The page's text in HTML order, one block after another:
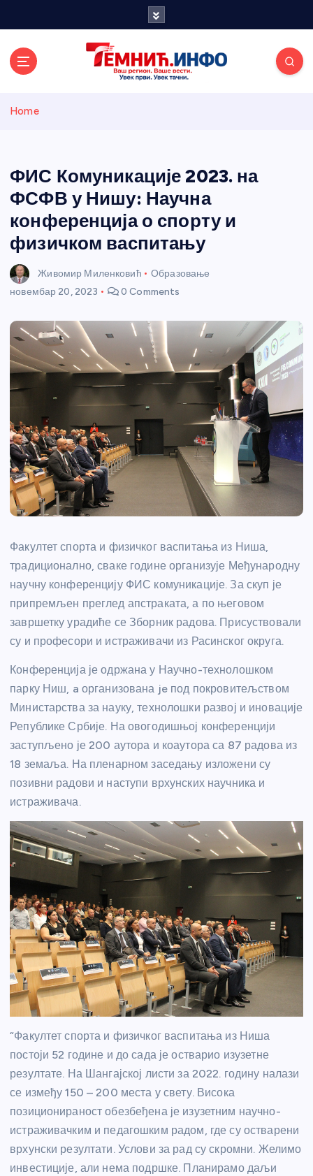
и портал
Home
ФИС Комуникације 2023. на
ФСФВ у Нишу: Научна
конференција о спорту и
физичком васпитању
Живомир Миленковић
Образовање
новембар 20, 2023
0 Comments
Факултет спорта и физичког васпитања из Ниша,
традиционално, сваке године организује Међународну
научну конференцију ФИС комуникације. За скуп је
припремљен преглед апстраката, а по његовом
завршетку урадиће се Зборник радова. Присуствовали
су и професори и истраживачи из Расинског округа.
Конференција је одржана у Научно-технолошком
парку Ниш, a организована je под покровитељством
Министарства за науку, технолошки развој и иновације
Републике Србије. На овогодишњој конференцији
заступљено је 200 аутора и коаутора са 87 радова из
18 земаља. На пленарном заседању изложени су
позивни радови и наступи врхунских научника и
истраживача.
“Факултет спорта и физичког васпитања из Ниша
постоји 52 године и до сада је остварио изузетне
резултате. На Шангајској листи за 2022. годину налази
се између 150 – 200 места у свету. Висока
позиционираност обезбеђена је изузетним научно-
истраживачким и педагошким радом, где су остварени
врхунски резултати. Услови за рад су скромни. Желимо
инвестиције, али нема подршке. Планирамо даљи